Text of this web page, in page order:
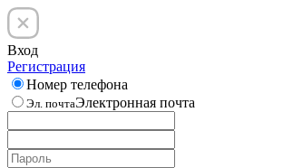
Вход
Регистрация
Номер телефона
Эл. почтаЭлектронная почта